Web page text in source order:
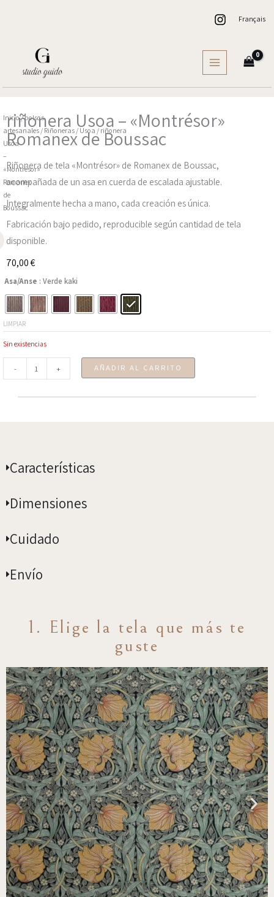
Français
Inicio/bolsos
artesanales / Riñoneras / Usoa / riñonera
Usoa
–
«Montrésor»
Romanex
de
Boussac
riñonera Usoa – «Montrésor»
Romanex de Boussac
Riñonera de tela «Montrésor» de Romanex de Boussac,
acompañada de un asa en cuerda de escalada ajustable.
Integralmente hecha a mano, cada creación es única.
Fabricación bajo pedido, reproducible según cantidad de tela
disponible.
70,00€
Asa/Anse : Verde kaki
LIMPIAR
Sin existencias
-
riñonera
Usoa
"Montrésor"
cantidad
+ AÑADIR AL CARRITO
Características
Dimensiones
Cuidado
Envío
1. Elige la tela que más te
guste